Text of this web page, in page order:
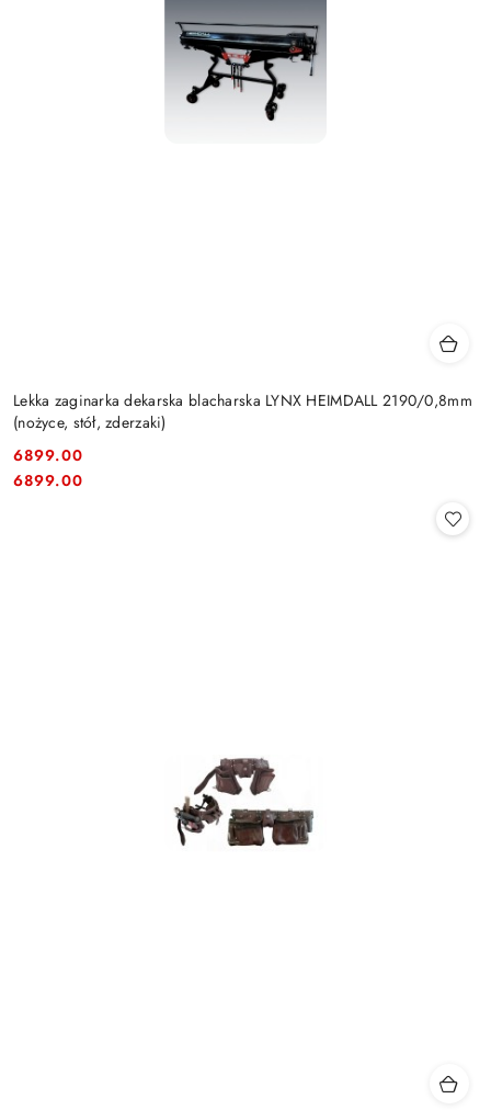
Lekka zaginarka dekarska blacharska LYNX HEIMDALL 2190/0,8mm
(nożyce, stół, zderzaki)
Cena:
6899.00
Cena:
6899.00